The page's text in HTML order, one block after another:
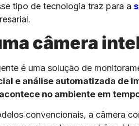
tipo de tecnologia traz para a
câmera
é uma solução de
e análise automatizada de
no ambiente em
convencionais, a câmera